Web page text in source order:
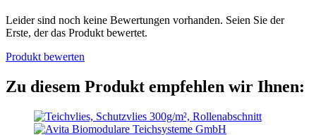
Leider sind noch keine Bewertungen vorhanden. Seien Sie der
Erste, der das Produkt bewertet.
Produkt bewerten
Zu diesem Produkt empfehlen wir Ihnen: